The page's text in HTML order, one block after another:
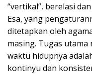
“vertikal”, berelasi
Esa, yang
ditetapkan oleh
masing. Tugas
waktu hidupnya
kontinyu dan